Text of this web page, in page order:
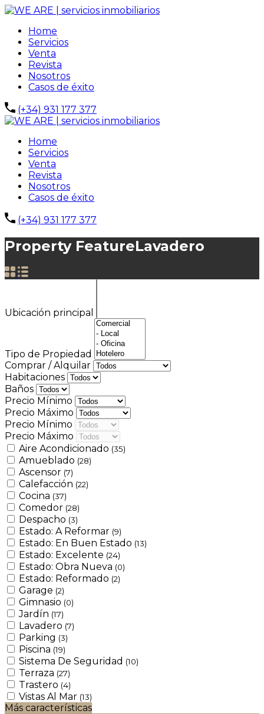
Home
Servicios
Venta
Revista
Nosotros
Casos de éxito
(+34) 931 177 377
Home
Servicios
Venta
Revista
Nosotros
Casos de éxito
(+34) 931 177 377
Property FeatureLavadero
Ubicación principal
Tipo de Propiedad
Comprar / Alquilar
Habitaciones
Baños
Precio Mínimo
Precio Máximo
Precio Mínimo
Precio Máximo
Aire Acondicionado (35)
Amueblado (28)
Ascensor (7)
Calefacción (22)
Cocina (37)
Comedor (28)
Despacho (3)
Estado: A Reformar (9)
Estado: En Buen Estado (13)
Estado: Excelente (24)
Estado: Obra Nueva (0)
Estado: Reformado (2)
Garage (2)
Gimnasio (0)
Jardín (17)
Lavadero (7)
Parking (3)
Piscina (19)
Sistema De Seguridad (10)
Terraza (27)
Trastero (4)
Vistas Al Mar (13)
Más características